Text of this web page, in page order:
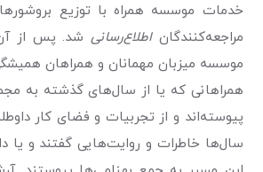
خدمات موسسه همراه با توزیع
مراجعه‌کنندگاناطلاع‌رسانی شد. پس از
موسسه میزبان مهمانان و همراهان
همراهانی که یا از سال‌های گذشته به
پیوسته‌اند و از تجربیات و فضای کار
سال‌ها خاطرات و روایت‌هایی گفتند و یا